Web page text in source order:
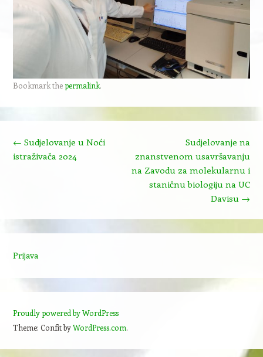
Bookmark thepermalink.
← Sudjelovanje u Noći
istraživača 2024
Sudjelovanje na
znanstvenom usavršavanju
na Zavodu za molekularnu i
staničnu biologiju na UC
Davisu →
Prijava
Proudly powered by WordPress
Theme: Confit byWordPress.com.